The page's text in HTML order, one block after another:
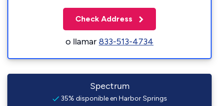
Check Address
o llamar833-513-4734
Spectrum
35% disponible en Harbor Springs